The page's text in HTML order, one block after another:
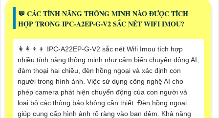
️💬 CÁC TÍNH NĂNG THÔNG MINH NÀO ĐƯỢC TÍCH
HỢP TRONG IPC-A2EP-G-V2 SẮC NÉT WIFI IMOU?
👩‍👩‍👦‍👦 IPC-A22EP-G-V2 sắc nét Wifi Imou tích hợp
nhiều tính năng thông minh như cảm biến chuyển động AI,
đàm thoại hai chiều, đèn hồng ngoại và xác định con
người trong hình ảnh. Việc sử dụng công nghệ AI cho
phép camera phát hiện chuyển động của con người và
loại bỏ các thông báo không cần thiết. Đèn hồng ngoại
giúp cung cấp hình ảnh rõ ràng vào ban đêm. Khả năng